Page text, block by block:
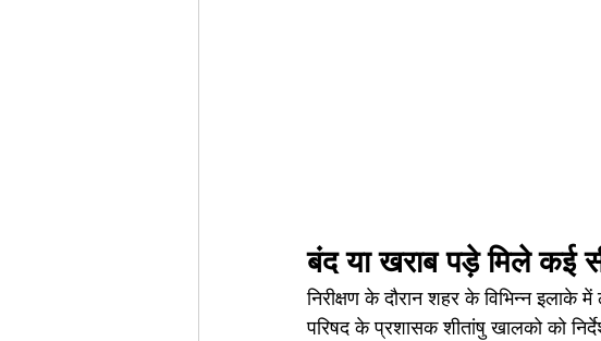
बंद या खराब पड़े मिले कई
निरीक्षण के दौरान शहर के विभिन्न इलाके
परिषद के प्रशासक शीतांषु खालको को